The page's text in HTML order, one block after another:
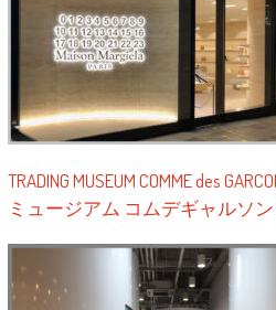
TRADING MUSEUM COMME des
ミュージアム コムデギャルソ